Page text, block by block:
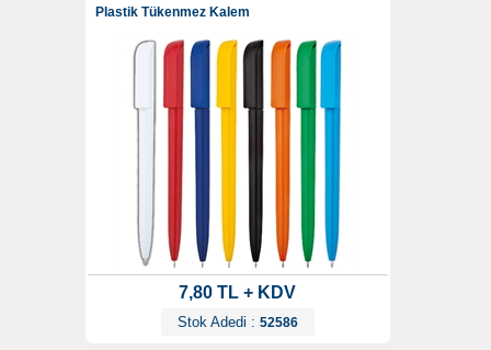
Plastik Tükenmez Kalem
7,80 TL + KDV
Stok Adedi : 52586